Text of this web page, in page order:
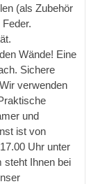
(als Zubehör
Wände! Eine
Sichere
verwenden
und
ist von
Uhr unter
steht Ihnen bei